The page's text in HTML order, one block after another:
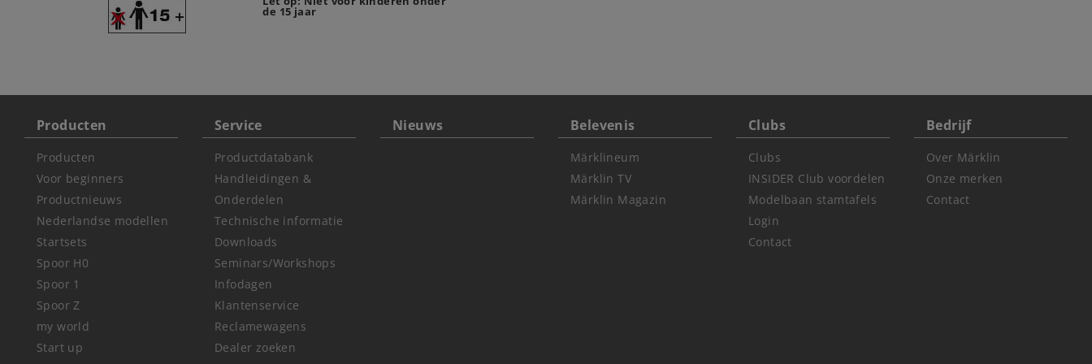
de 15 jaar
Producten
Producten
Voor beginners
Productnieuws
Nederlandse modellen
Startsets
Spoor H0
Spoor 1
Spoor Z
my world
Start up
Service
Productdatabank
Handleidingen &
Onderdelen
Technische informatie
Downloads
Seminars/Workshops
Infodagen
Klantenservice
Reclamewagens
Dealer zoeken
Nieuws Belevenis
Märklineum
Märklin TV
Märklin Magazin
Clubs
Clubs
INSIDER Club voordelen
Modelbaan stamtafels
Login
Contact
Bedrijf
Over Märklin
Onze merken
Contact